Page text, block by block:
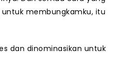
membungkamku, itu
dan dinominasikan untuk